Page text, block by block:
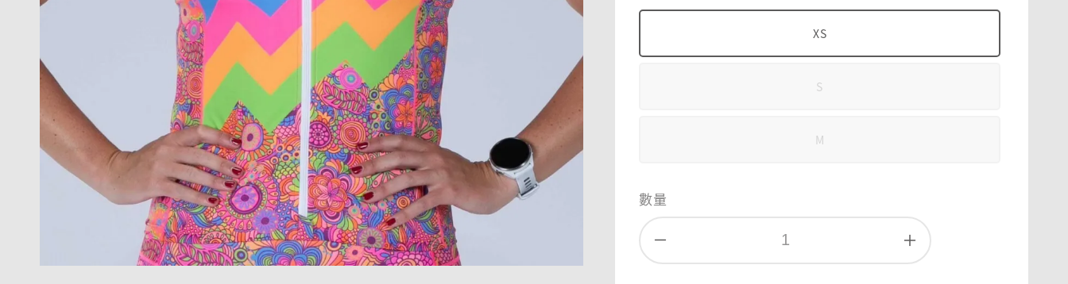
XS
S
M
數量